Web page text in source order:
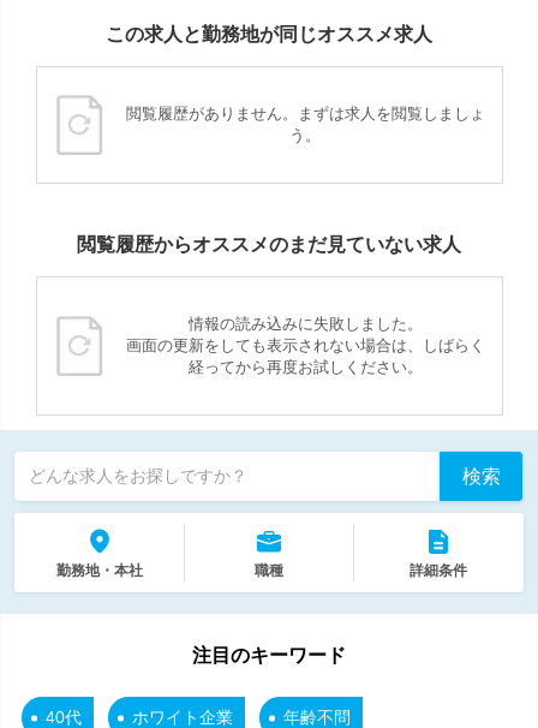
この求人と勤務地が同じオススメ求人
閲覧履歴がありません。まずは求人を閲覧しましょ
う。
閲覧履歴からオススメのまだ見ていない求人
情報の読み込みに失敗しました。
画面の更新をしても表示されない場合は、しばらく
経ってから再度お試しください。
どんな求人をお探しですか？ 検索
勤務地・本社 職種 詳細条件
注目のキーワード
40代 ホワイト企業 年齢不問